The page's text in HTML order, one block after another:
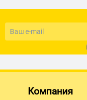
Компания